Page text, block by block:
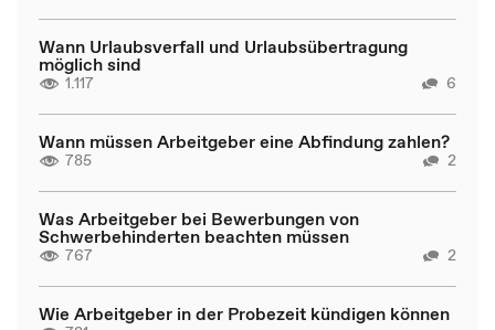
Wann Urlaubsverfall und Urlaubsübertragung
möglich sind
1.117 6
Wann müssen Arbeitgeber eine Abfindung zahlen?
785 2
Was Arbeitgeber bei Bewerbungen von
Schwerbehinderten beachten müssen
767 2
Wie Arbeitgeber in der Probezeit kündigen können